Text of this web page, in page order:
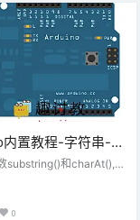
置教程-字符串-子
数
substring()和charAt(), s
一个给定的字符串里寻
子字符串的例子。
0